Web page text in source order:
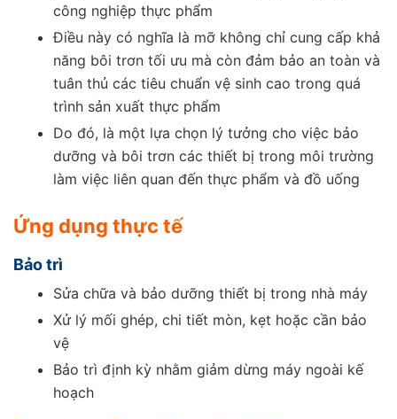
công nghiệp thực phẩm
Điều này có nghĩa là mỡ không chỉ cung cấp khả
năng bôi trơn tối ưu mà còn đảm bảo an toàn và
tuân thủ các tiêu chuẩn vệ sinh cao trong quá
trình sản xuất thực phẩm
Do đó, là một lựa chọn lý tưởng cho việc bảo
dưỡng và bôi trơn các thiết bị trong môi trường
làm việc liên quan đến thực phẩm và đồ uống
Ứng dụng thực tế
Bảo trì
Sửa chữa và bảo dưỡng thiết bị trong nhà máy
Xử lý mối ghép, chi tiết mòn, kẹt hoặc cần bảo
vệ
Bảo trì định kỳ nhằm giảm dừng máy ngoài kế
hoạch